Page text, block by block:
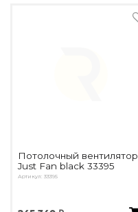
Потолочный вентилятор
Just Fan black 33395
Артикул: 33395